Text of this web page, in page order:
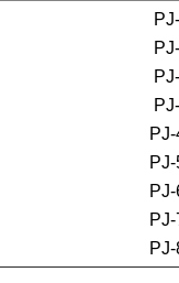
PJ-
PJ-
PJ-
PJ-
PJ-
PJ-
PJ-
PJ-
PJ-